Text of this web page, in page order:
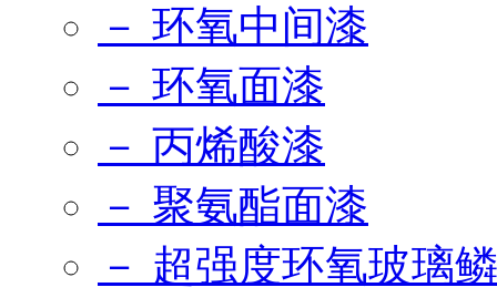
－ 环氧中间漆
－ 环氧面漆
－ 丙烯酸漆
－ 聚氨酯面漆
－ 超强度环氧玻璃